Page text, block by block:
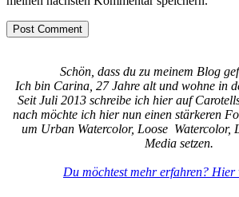
Schön, dass du zu meinem Blog
Ich bin Carina, 27 Jahre alt und wohne in
Seit Juli 2013 schreibe ich hier auf
nach möchte ich hier nun einen stärkeren
um Urban Watercolor, Loose Watercolor,
Media setzen.
Du möchtest mehr erfahren? Hier